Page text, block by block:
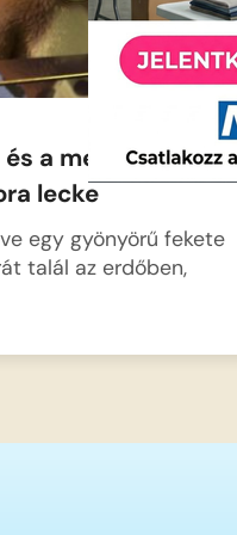
és a medve – A
lecke
egy gyönyörű fekete
talál az erdőben,